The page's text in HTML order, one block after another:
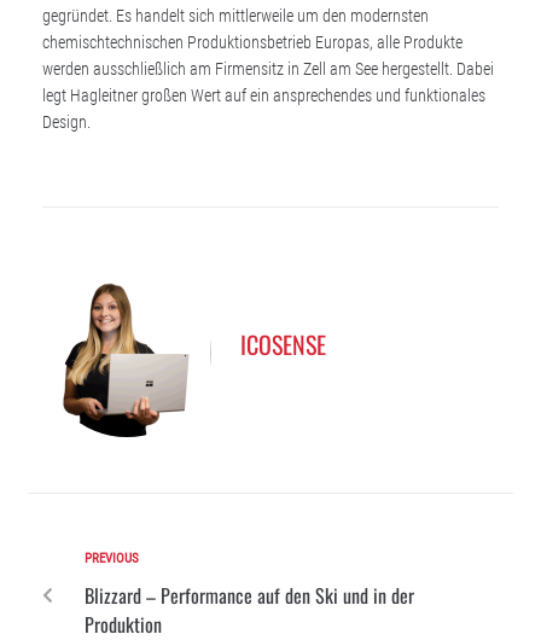
gegründet. Es handelt sich mittlerweile um den modernsten
chemischtechnischen Produktionsbetrieb Europas, alle Produkte
werden ausschließlich am Firmensitz in Zell am See hergestellt. Dabei
legt Hagleitner großen Wert auf ein ansprechendes und funktionales
Design.
ICOSENSE
PREVIOUS
Blizzard – Performance auf den Ski und in der
Produktion